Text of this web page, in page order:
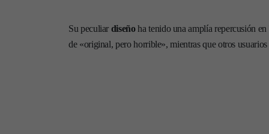
Su peculiar diseñoha tenido una amplía repercusión
de «original, pero horrible», mientras que otros